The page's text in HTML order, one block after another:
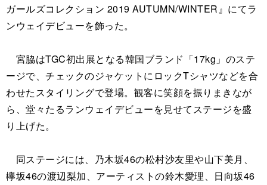
ガールズコレクション 2019 AUTUMN/WINTER』にてラ
ンウェイデビューを飾った。
宮脇はTGC初出展となる韓国ブランド「17kg」のステ
ージで、チェックのジャケットにロックTシャツなどを合
わせたスタイリングで登場。観客に笑顔を振りまきなが
ら、堂々たるランウェイデビューを見せてステージを盛
り上げた。
同ステージには、乃木坂46の松村沙友里や山下美月、
欅坂46の渡辺梨加、アーティストの鈴木愛理、日向坂46